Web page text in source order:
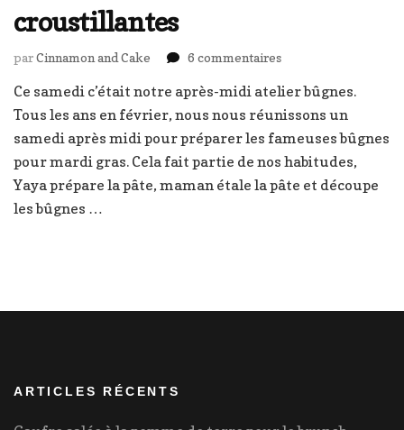
croustillantes
parCinnamon and Cake 6 commentairessur
lyonnaises
croustillantes
Ce samedi c’était notre après-midi atelier bûgnes.
Tous les ans en février, nous nous réunissons un
samedi après midi pour préparer les fameuses bûgnes
pour mardi gras. Cela fait partie de nos habitudes,
Yaya prépare la pâte, maman étale la pâte et découpe
les bûgnes …
ARTICLES RÉCENTS